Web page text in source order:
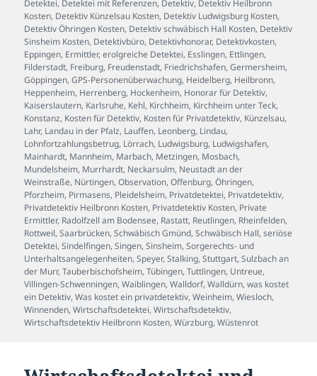
Detektei, Detektei mit Referenzen, Detektiv, Detektiv Heilbronn
Kosten, Detektiv Künzelsau Kosten, Detektiv Ludwigsburg Kosten,
Detektiv Öhringen Kosten, Detektiv schwäbisch Hall Kosten, Detektiv
Sinsheim Kosten, Detektivbüro, Detektivhonorar, Detektivkosten,
Eppingen, Ermittler,erolgreiche Detektei, Esslingen, Ettlingen,
Filderstadt, Freiburg, Freudenstadt, Friedrichshafen,Germersheim,
Göppingen,GPS-Personenüberwachung, Heidelberg, Heilbronn,
Heppenheim, Herrenberg, Hockenheim, Honorar für Detektiv,
Kaiserslautern, Karlsruhe, Kehl, Kirchheim, Kirchheim unter Teck,
Konstanz, Kosten für Detektiv, Kosten für Privatdetektiv, Künzelsau,
Lahr, Landau in der Pfalz, Lauffen, Leonberg, Lindau,
Lohnfortzahlungsbetrug, Lörrach, Ludwigsburg, Ludwigshafen,
Mainhardt, Mannheim, Marbach, Metzingen, Mosbach,
Mundelsheim, Murrhardt, Neckarsulm, Neustadt an der
Weinstraße, Nürtingen,Observation,Offenburg,Öhringen,
Pforzheim, Pirmasens, Pleidelsheim, Privatdetektei, Privatdetektiv,
Privatdetektiv Heilbronn Kosten, Privatdetektiv Kosten, Private
Ermittler, Radolfzell am Bodensee, Rastatt, Reutlingen, Rheinfelden,
Rottweil,Saarbrücken,Schwäbisch Gmünd,Schwäbisch Hall,seriöse
Detektei,Sindelfingen,Singen,Sinsheim,Sorgerechts- und
Unterhaltsangelegenheiten,Speyer,Stalking,Stuttgart,Sulzbach an
der Murr,Tauberbischofsheim,Tübingen,Tuttlingen, Untreue,
Villingen-Schwenningen,Waiblingen,Walldorf,Walldürn,was kostet
ein Detektiv,Was kostet ein privatdetektiv,Weinheim,Wiesloch,
Winnenden,Wirtschaftsdetektei,Wirtschaftsdetektiv,
Wirtschaftsdetektiv Heilbronn Kosten,Würzburg,Wüstenrot